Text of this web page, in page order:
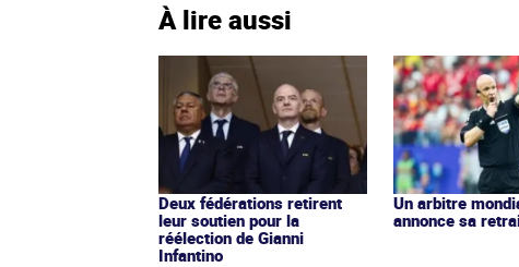
À lire aussi
Deux fédérations retirent
leur soutien pour la
réélection de Gianni
Infantino
Un arbitre
annonce sa